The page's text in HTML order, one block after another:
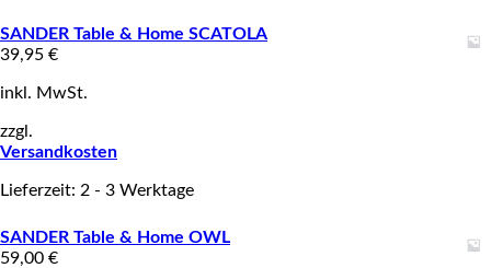
SANDER Table & Home SCATOLA
39,95 €
inkl. MwSt.
zzgl.
Versandkosten
Lieferzeit: 2 - 3 Werktage
SANDER Table & Home OWL
59,00 €